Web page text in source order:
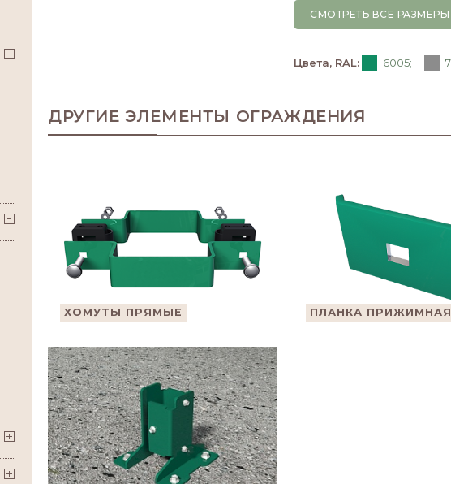
СМОТРЕТЬ ВСЕ РАЗМЕРЫ
Цвета, RAL: 6005;
ДРУГИЕ ЭЛЕМЕНТЫ ОГРАЖДЕНИЯ
ХОМУТЫ ПРЯМЫЕ ПЛАНКА ПРИЖИМНАЯ